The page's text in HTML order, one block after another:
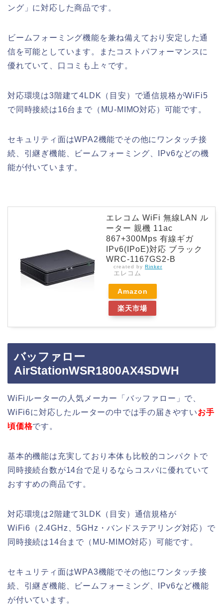
ング」に対応した商品です。
ビームフォーミング機能を兼ね備えており安定した通
信を可能としています。またコストパフォーマンスに
優れていて、口コミも上々です。
対応環境は3階建て4LDK（目安）で通信規格がWiFi5
で同時接続は16台まで（MU-MIMO対応）可能です。
セキュリティ面はWPA2機能でその他にワンタッチ接
続、引継ぎ機能、ビームフォーミング、IPv6などの機
能が付いています。
エレコム WiFi 無線LAN ル
ーター 親機 11ac
867+300Mps 有線ギガ
IPv6(IPoE)対応 ブラック
WRC-1167GS2-B
created by Rinker
エレコム
Amazon
楽天市場
バッファロー
AirStationWSR1800AX4SDWH
WiFiルーターの人気メーカー「バッファロー」で、
WiFi6に対応したルーターの中では手の届きやすいお手
頃価格です。
基本的機能は充実しており本体も比較的コンパクトで
同時接続台数が14台で足りるならコスパに優れていて
おすすめの商品です。
対応環境は2階建て3LDK（目安）通信規格が
WiFi6（2.4GHz、5GHz・バンドステアリング対応）で
同時接続は14台まで（MU-MIMO対応）可能です。
セキュリティ面はWPA3機能でその他にワンタッチ接
続、引継ぎ機能、ビームフォーミング、IPv6など機能
が付いています。